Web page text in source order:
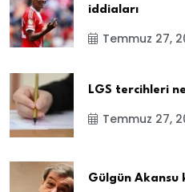
iddiaları
Temmuz 27,
LGS tercihleri
Temmuz 27,
Gülgün Akansu